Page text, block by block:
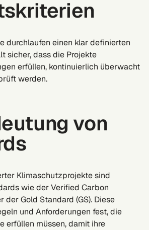
durchlaufen einen klar definierten
sicher, dass die Projekte
erfüllen, kontinuierlich überwacht
werden.
von
Klimaschutzprojekte sind
wie der Verified Carbon
der Gold Standard (GS). Diese
und Anforderungen fest, die
erfüllen müssen, damit ihre